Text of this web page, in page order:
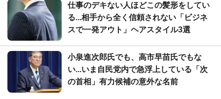
仕事のデキない人ほどこの髪形をしてい
る...相手から全く信頼されない「ビジネ
スで一発アウト」ヘアスタイル3選
小泉進次郎氏でも、高市早苗氏でもな
い...いま自民党内で急浮上している「次
の首相」有力候補の意外な名前